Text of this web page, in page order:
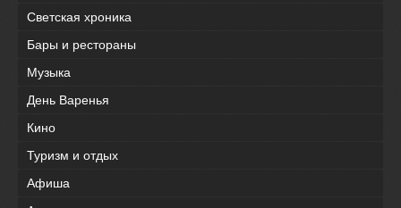
Светская хроника
Бары и рестораны
Музыка
День Варенья
Кино
Туризм и отдых
Афиша